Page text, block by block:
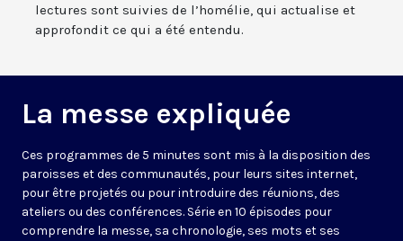
lectures sont suivies de l’homélie, qui actualise et
approfondit ce qui a été entendu.
La messe expliquée
Ces programmes de 5 minutes sont mis à la disposition des
paroisses et des communautés, pour leurs sites internet,
pour être projetés ou pour introduire des réunions, des
ateliers ou des conférences. Série en 10 épisodes pour
comprendre la messe, sa chronologie, ses mots et ses